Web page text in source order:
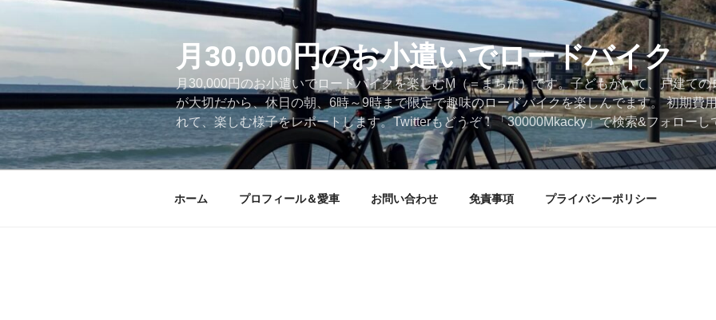
テ
ツ
ス
キ
ッ
月30,000円のお小遣いでロードバイク
月30,000円のお小遣いでロードバイクを楽しむM（＝まちだ）です。子どもがいて、戸建て
が大切だから、休日の朝、6時～9時まで限定で趣味のロードバイクを楽しんでます。 初期費
れて、楽しむ様子をレポートします。Twitterもどうぞ！「30000Mkacky」で検索&フォローし
ホーム プロフィール＆愛車 お問い合わせ 免責事項 プライバシーポリシー